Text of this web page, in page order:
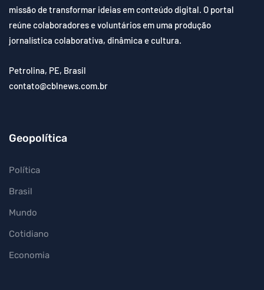
missão de transformar ideias em conteúdo digital. O portal
reúne colaboradores e voluntários em uma produção
jornalística colaborativa, dinâmica e cultura.
Petrolina, PE, Brasil
contato@cblnews.com.br
Geopolítica
Política
Brasil
Mundo
Cotidiano
Economia